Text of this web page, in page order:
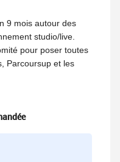
9 mois autour des
studio/live.
pour poser toutes
Parcoursup et les